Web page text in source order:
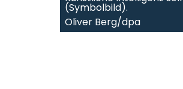
(Symbolbild).
Oliver Berg/dpa